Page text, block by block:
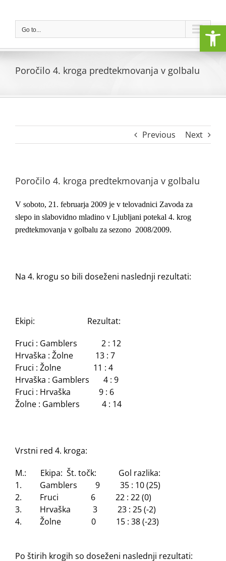
contentGo to...
Poročilo 4. kroga predtekmovanja v golbalu
Previous Next
Poročilo 4. kroga predtekmovanja v golbalu
V soboto, 21. februarja 2009 je v telovadnici Zavoda za
slepo in slabovidno mladino v Ljubljani potekal 4. krog
predtekmovanja v golbalu za sezono 2008/2009.
Na 4. krogu so bili doseženi naslednji rezultati:
Ekipi:
Rezultat:
Fruci : Gamblers
2 : 12
Hrvaška : Žolne
13 : 7
Fruci : Žolne
11 : 4
Hrvaška : Gamblers
4 : 9
Fruci : Hrvaška
9 : 6
Žolne : Gamblers
4 : 14
Vrstni red 4. kroga:
M.:
Ekipa: Št. točk:
Gol razlika:
1.
Gamblers 9
35 : 10 (25)
2.
Fruci 6
22 : 22 (0)
3.
Hrvaška 3
23 : 25 (-2)
4.
Žolne 0 15 : 38 (-23)
Po štirih krogih so doseženi naslednji rezultati: